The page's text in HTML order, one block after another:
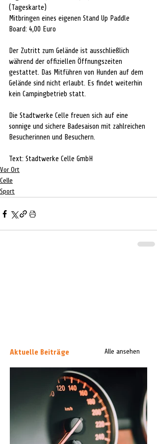
(Tageskarte)
Mitbringen eines eigenen Stand Up Paddle
Board: 4,00 Euro
Der Zutritt zum Gelände ist ausschließlich
während der offiziellen Öffnungszeiten
gestattet. Das Mitführen von Hunden auf dem
Gelände sind nicht erlaubt. Es findet weiterhin
kein Campingbetrieb statt.
Die Stadtwerke Celle freuen sich auf eine
sonnige und sichere Badesaison mit zahlreichen
Besucherinnen und Besuchern.
Text: Stadtwerke Celle GmbH
Vor Ort
Celle
Sport
Aktuelle Beiträge Alle ansehen